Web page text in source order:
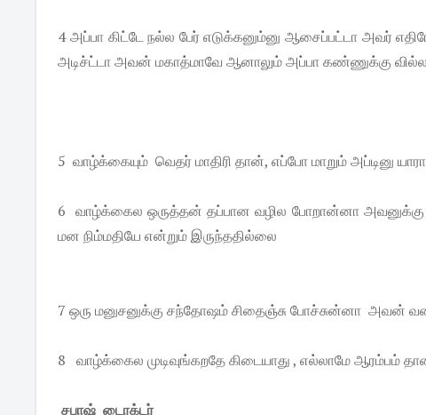
4 அப்பா கிட்டே நல்ல பேர் எடுக்கனும்னு ஆசைப்பட்டா அவர்
அடிச்ட்டா அவன் மகாத்மாவே ஆனாலும் அப்பா கண்ணுக்கு
5 வாழ்க்கையும் வெதர் மாதிரி தான், எப்போ மாறும் அப்டினு
6 வாழ்க்கைல ஒருத்தன் தப்பான வழில போறான்னா
மன நிம்மதியே என்றும் இருந்ததில்லை
7 ஒரு மனுசனுக்கு சந்தோஷம் சிதைஞ்சு போச்சுன்னா அவன்
8 வாழ்க்கைல முடிவுங்கறதே கிடையாது , எல்லாமே ஆரம்பம்
சபாஷ் டைரக்டர்